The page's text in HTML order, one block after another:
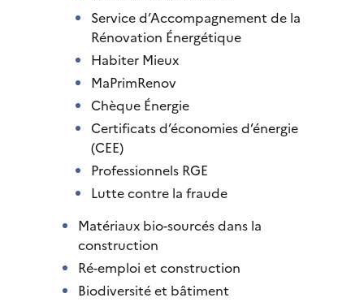
Service d’Accompagnement de la
Rénovation Énergétique
Habiter Mieux
MaPrimRenov
Chèque Énergie
Certificats d’économies d’énergie
(CEE)
Professionnels RGE
Lutte contre la fraude
Matériaux bio-sourcés dans la
construction
Ré-emploi et construction
Biodiversité et bâtiment